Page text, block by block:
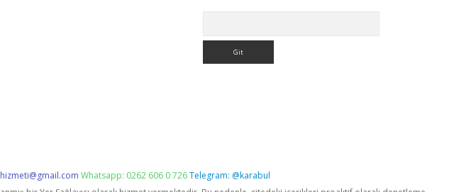
Whatsapp: 0262 606 0 726Telegram: @karabul